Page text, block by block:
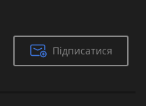
Підписатися
Підписатися